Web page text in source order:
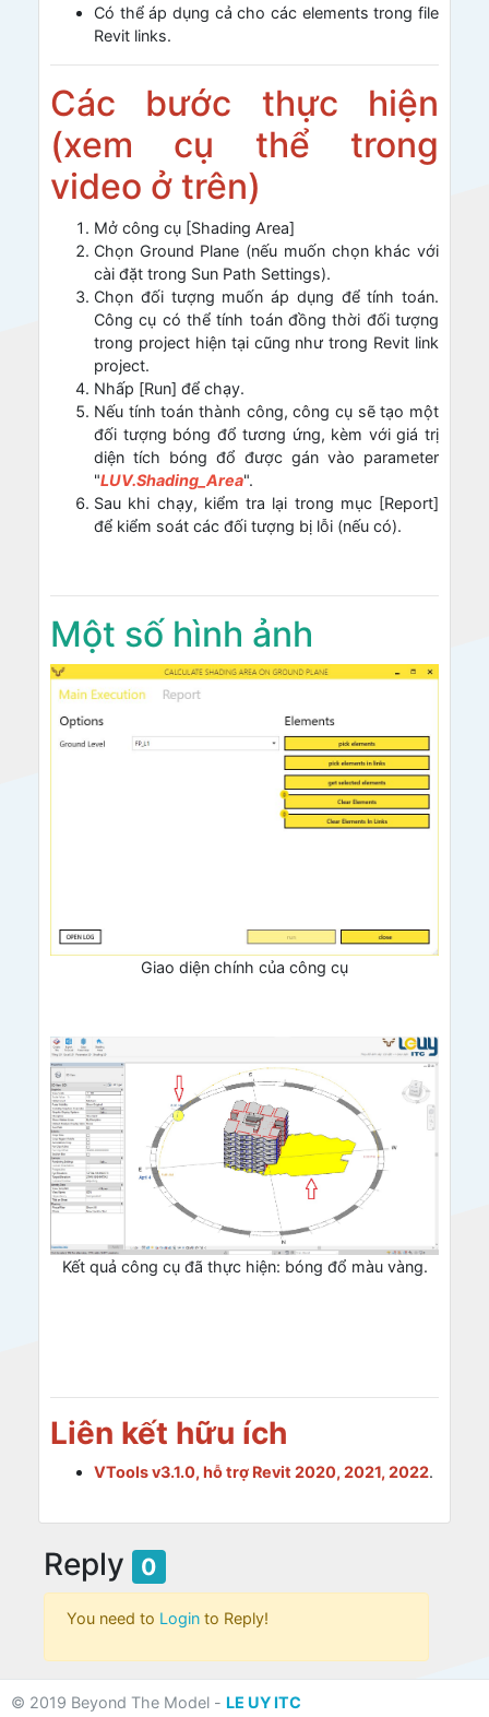
Có thể áp dụng cả cho các elements trong file
Revit links.
Các bước thực hiện
(xem cụ thể trong
video ở trên)
Mở công cụ [Shading Area]
Chọn Ground Plane (nếu muốn chọn khác với
cài đặt trong Sun Path Settings).
Chọn đối tượng muốn áp dụng để tính toán.
Công cụ có thể tính toán đồng thời đối tượng
trong project hiện tại cũng như trong Revit link
project.
Nhấp [Run] để chạy.
Nếu tính toán thành công, công cụ sẽ tạo một
đối tượng bóng đổ tương ứng, kèm với giá trị
diện tích bóng đổ được gán vào parameter
"LUV.Shading_Area".
Sau khi chạy, kiểm tra lại trong mục [Report]
để kiểm soát các đối tượng bị lỗi (nếu có).
Một số hình ảnh
Giao diện chính của công cụ
Kết quả công cụ đã thực hiện: bóng đổ màu vàng.
Liên kết hữu ích
VTools v3.1.0, hỗ trợ Revit 2020, 2021, 2022.
Reply 0
You need to Login to Reply!
© 2019 Beyond The Model - LE UY ITC